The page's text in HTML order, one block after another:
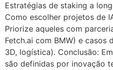
Estratégias de staking a
Como escolher projetos de
Priorize aqueles com
Fetch.ai com BMW) e casos
3D, logística). Conclusão:
são definidas por inovação